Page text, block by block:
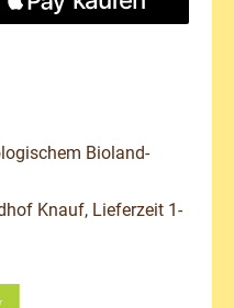
Bioland-
Knauf, Lieferzeit 1-